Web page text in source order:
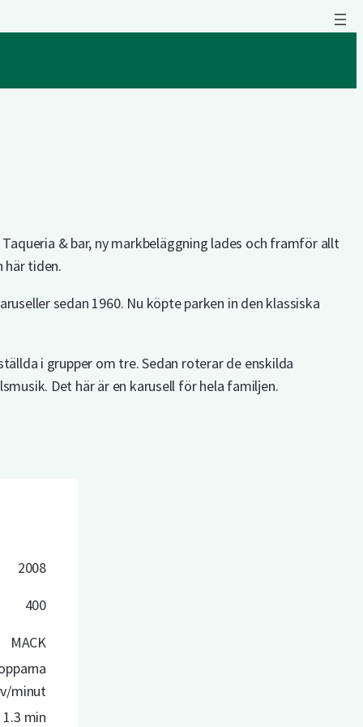
& bar, ny markbeläggning lades och framför allt
här tiden.
sedan 1960. Nu köpte parken in den klassiska
i grupper om tre. Sedan roterar de enskilda
Det här är en karusell för hela familjen.
2008
400
MACK
minut
1.3 min